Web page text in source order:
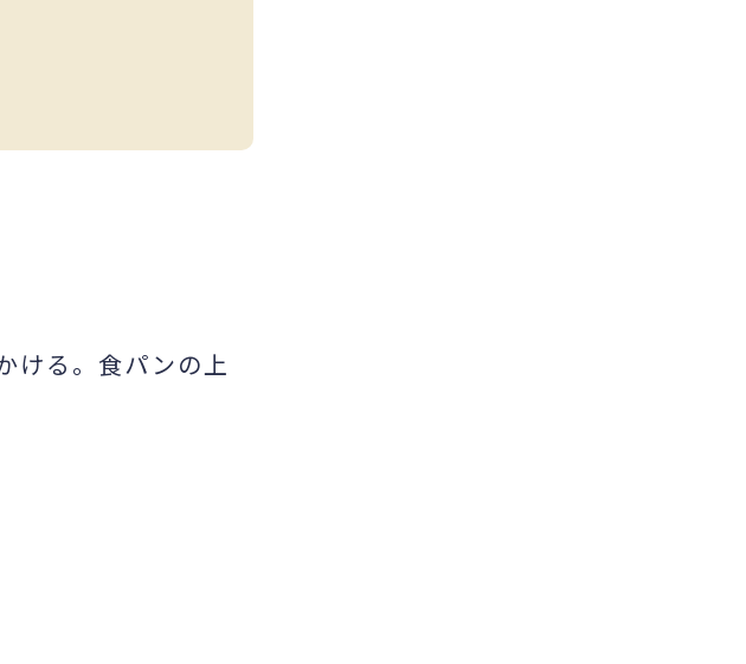
ける。食パンの上